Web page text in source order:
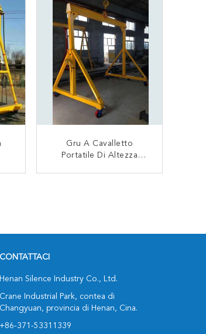
Facile Mobile Della Gru A
Cavalletto
Gru A Cavalletto
Portatile Di Altezza
CONTATTACI
Henan Silence Industry Co., Ltd.
Crane Industrial Park, contea di
Changyuan, provincia di Henan, Cina.
+86-371-53311339